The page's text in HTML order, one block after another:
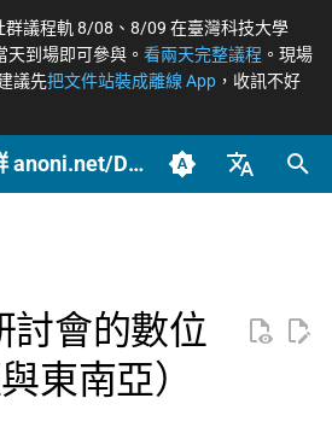
群議程軌 8/08、8/09 在臺灣科技大學
天到場即可參與。 看兩天完整議程 。現場
議先把文件站裝成離線 App ，收訊不好
匿名網路社群 anoni.net/Docs
English (en-US)
什麼
地點
付
路
摘要
方法論
產品與服務
摘要與主要發現
EtherFabric 與 ADLINK
角色和回應
結論
法
Tor 更新日誌
OONI 更新日誌
2026
OONI
Tor
公告
如何參與與認領主題
BECOME_ANONI
Tor Project 生態與對接
社群自架服務
為什麼我們用「正體中
文」而非「繁體中文」
2026 年度路線圖
題
匿名支付研究專題
稿
08
籌備：匿名網路工作坊
2025/08
討會的數位
東南亞）